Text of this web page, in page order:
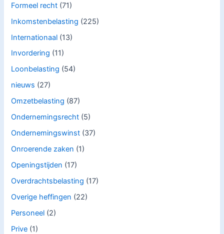
Formeel recht (71)
Inkomstenbelasting (225)
Internationaal (13)
Invordering (11)
Loonbelasting (54)
nieuws (27)
Omzetbelasting (87)
Ondernemingsrecht (5)
Ondernemingswinst (37)
Onroerende zaken (1)
Openingstijden (17)
Overdrachtsbelasting (17)
Overige heffingen (22)
Personeel (2)
Prive (1)